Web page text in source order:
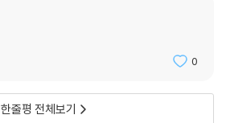
0
한줄평 전체보기